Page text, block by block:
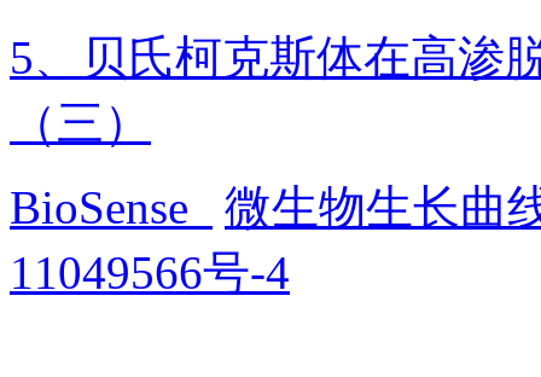
5、贝氏柯克斯体在高渗
（三）
BioSense
微生物生长曲
11049566号-4